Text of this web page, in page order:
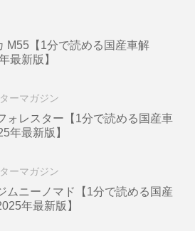
M55【1分で読める国産車解
最新版】
ーマガジン
ォレスター【1分で読める国産車
年最新版】
ーマガジン
ムニーノマド【1分で読める国産
年最新版】